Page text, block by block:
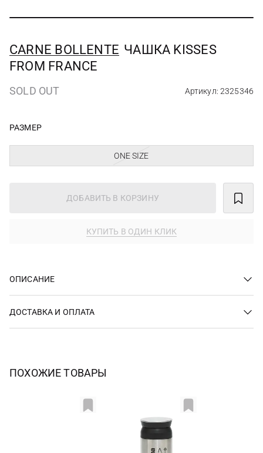
CARNE BOLLENTE ЧАШКА KISSES
FROM FRANCE
SOLD OUT Артикул: 2325346
РАЗМЕР
ONE SIZE
ДОБАВИТЬ В КОРЗИНУ
КУПИТЬ В ОДИН КЛИК
ОПИСАНИЕ
ДОСТАВКА И ОПЛАТА
ПОХОЖИЕ ТОВАРЫ